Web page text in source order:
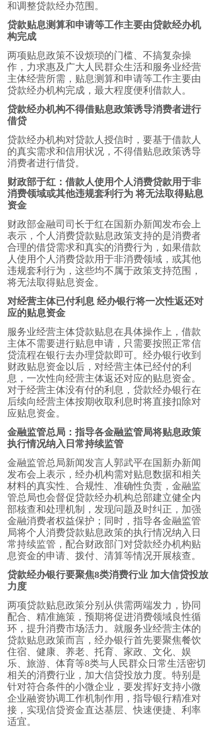
和调整贷款经办范围。
贷款贴息测算和申请等工作主要由贷款经办机
构完成
两项贴息政策不设烦琐的门槛、不搞复杂操
作，力求惠及广大人民群众生活和服务业经营
主体经营所需，贴息测算和申请等工作主要由
贷款经办机构完成，最大程度便利借款人。
贷款经办机构不得借贴息政策诱导消费者进行
借贷
贷款经办机构对贷款人授信时，要基于借款人
的真实需求和信用状况，不得借贴息政策诱导
消费者进行借贷。
财政部于红：借款人使用个人消费贷款用于非
消费领域或其他违规套利行为 将无法取得贴息
资金
财政部金融司司长于红在国新办新闻发布会上
表示，个人消费贷款贴息政策支持的是消费者
合理的借贷需求和真实的消费行为，如果借款
人使用个人消费贷款用于非消费领域，或其他
违规套利行为，这些均不属于政策支持范围，
将无法取得贴息资金。
对经营主体已付利息 经办银行将一次性返还对
应的贴息资金
服务业经营主体贷款贴息在具体操作上，借款
主体不需要进行贴息申请，只需要按照正常信
贷流程在银行去办理贷款即可。经办银行收到
财政贴息资金以后，对经营主体已经付的利
息，一次性向经营主体返还对应的贴息资金。
对于经营主体没有付的利息，贷款经办银行在
后续向经营主体按期收取利息时将直接扣除对
应贴息资金。
金融监管总局：指导各金融监管局将贴息政策
执行情况纳入日常持续监管
金融监管总局新闻发言人郭武平在国新办新闻
发布会上表示，经办机构需对贴息数据和相关
材料的真实性、合规性、准确性负责，金融监
管总局也会督促贷款经办机构总部建立健全内
部核查和处理机制，发现问题及时纠正，加强
金融消费者权益保护；同时，指导各金融监管
局将个人消费贷款贴息政策的执行情况纳入日
常持续监管，配合财政部门对贷款经办机构贴
息资金的申请、拨付、清算等情况开展核查。
贷款经办银行要聚焦8类消费行业 加大信贷投放
力度
两项贷款贴息政策分别从供需两端发力，协同
配合、精准施策，预期将促进消费领域良性循
环，提升消费市场活力。就服务业经营主体的
贷款贴息政策而言，经办银行首先要聚焦餐饮
住宿、健康、养老、托育、家政、文化、娱
乐、旅游、体育等8类与人民群众日常生活密切
相关的消费行业，加大信贷投放力度。特别是
针对符合条件的小微企业，要发挥好支持小微
企业融资协调工作机制作用，指导银行精准对
接，实现信贷资金直达基层、快速便捷、利率
适宜。